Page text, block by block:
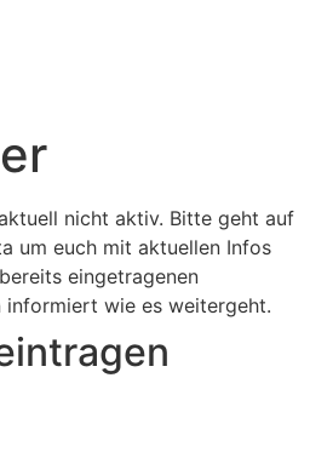
nicht aktiv. Bitte geht auf
um euch mit aktuellen Infos
eingetragenen
informiert wie es weitergeht.